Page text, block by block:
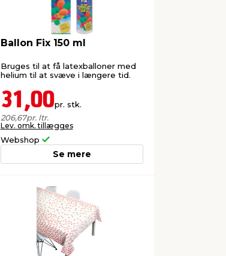
Ballon Fix 150 ml
Bruges til at få latexballoner med
helium til at svæve i længere tid.
31,00pr. stk.
206,67pr. ltr.
Lev. omk. tillægges
Webshop
Se mere